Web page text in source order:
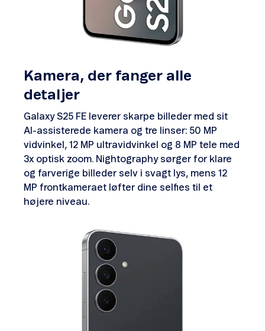
Kamera, der fanger alle
detaljer
Galaxy S25 FE leverer skarpe billeder med sit
AI-assisterede kamera og tre linser: 50 MP
vidvinkel, 12 MP ultravidvinkel og 8 MP tele med
3x optisk zoom. Nightography sørger for klare
og farverige billeder selv i svagt lys, mens 12
MP frontkameraet løfter dine selfies til et
højere niveau.